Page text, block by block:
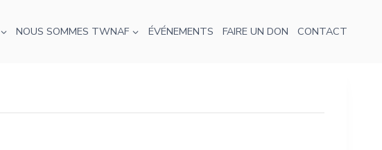
NOUS SOMMES TWNAF ÉVÉNEMENTS FAIRE UN DON CONTACT